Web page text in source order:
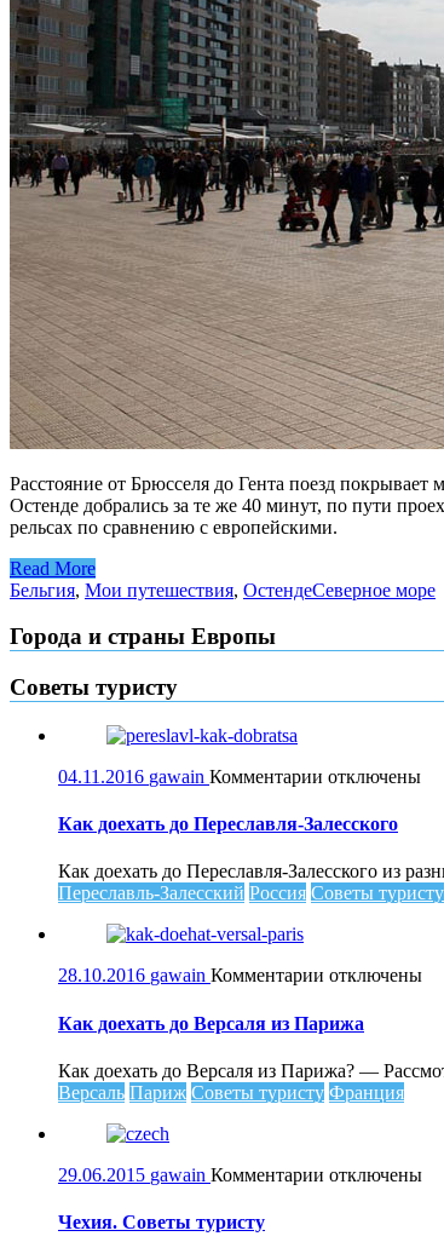
Расстояние от Брюсселя до Гента поезд
Остенде добрались за те же 40 минут, по пути
рельсах по сравнению с европейскими.
Read More
Бельгия, Мои путешествия, ОстендеСеверное море
Города и страны Европы
Советы туристу
04.11.2016 gawain Комментарии к
Как
Переславля-
Залесского
отключены
Как доехать до Переславля-Залесского
Как доехать до Переславля-Залесского из
Переславль-Залесский Россия Советы туристу
28.10.2016 gawain Комментарии к
Как
доехать
Версаля
из
отключены
Как доехать до Версаля из Парижа
Как доехать до Версаля из Парижа? —
Версаль Париж Советы туристу Франция
29.06.2015 gawain Комментарии котключены
Чехия. Советы туристу